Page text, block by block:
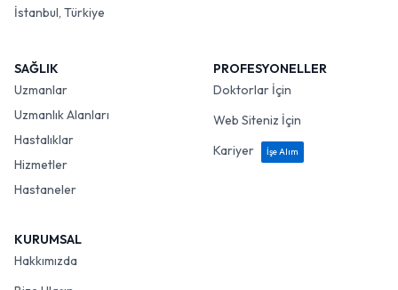
İstanbul, Türkiye
SAĞLIK
Uzmanlar
Uzmanlık Alanları
Hastalıklar
Hizmetler
Hastaneler
PROFESYONELLER
Doktorlar İçin
Web Siteniz İçin
Kariyer
İşe Alım
KURUMSAL
Hakkımızda